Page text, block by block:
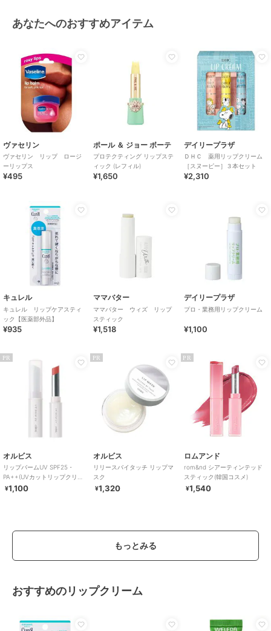
あなたへのおすすめアイテム
ヴァセリン
ヴァセリン リップ ロージ
ーリップス
¥495
ポール ＆ ジョー ボーテ
プロテクティング リップステ
ィック (レフィル)
¥1,650
デイリープラザ
ＤＨＣ 薬用リップクリーム
［スヌーピー］３本セット
¥2,310
キュレル
キュレル リップケアスティ
ック【医薬部外品】
¥935
ママバター
ママバター ウィズ リップ
スティック
¥1,518
デイリープラザ
プロ・業務用リップクリーム
¥1,100
PR
オルビス
リップバームUV SPF25・
PA++(UVカットリップクリー
ム）
¥1,100
PR
オルビス
リリースバイタッチ リップマ
スク
¥1,320
PR
ロムアンド
rom&nd シアーティンテッド
スティック(韓国コスメ)
¥1,540
もっとみる
おすすめのリップクリーム